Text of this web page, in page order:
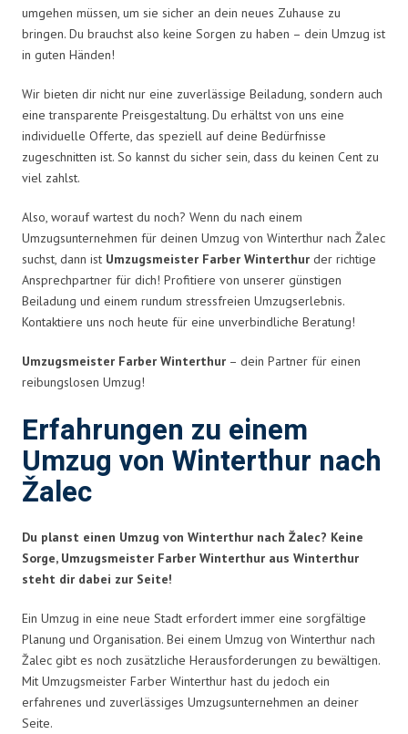
umgehen müssen, um sie sicher an dein neues Zuhause zu
bringen. Du brauchst also keine Sorgen zu haben – dein Umzug ist
in guten Händen!
Wir bieten dir nicht nur eine zuverlässige Beiladung, sondern auch
eine transparente Preisgestaltung. Du erhältst von uns eine
individuelle Offerte, das speziell auf deine Bedürfnisse
zugeschnitten ist. So kannst du sicher sein, dass du keinen Cent zu
viel zahlst.
Also, worauf wartest du noch? Wenn du nach einem
Umzugsunternehmen für deinen Umzug von Winterthur nach Žalec
suchst, dann ist Umzugsmeister Farber Winterthur der richtige
Ansprechpartner für dich! Profitiere von unserer günstigen
Beiladung und einem rundum stressfreien Umzugserlebnis.
Kontaktiere uns noch heute für eine unverbindliche Beratung!
Umzugsmeister Farber Winterthur – dein Partner für einen
reibungslosen Umzug!
Erfahrungen zu einem
Umzug von Winterthur nach
Žalec
Du planst einen Umzug von Winterthur nach Žalec? Keine
Sorge, Umzugsmeister Farber Winterthur aus Winterthur
steht dir dabei zur Seite!
Ein Umzug in eine neue Stadt erfordert immer eine sorgfältige
Planung und Organisation. Bei einem Umzug von Winterthur nach
Žalec gibt es noch zusätzliche Herausforderungen zu bewältigen.
Mit Umzugsmeister Farber Winterthur hast du jedoch ein
erfahrenes und zuverlässiges Umzugsunternehmen an deiner
Seite.